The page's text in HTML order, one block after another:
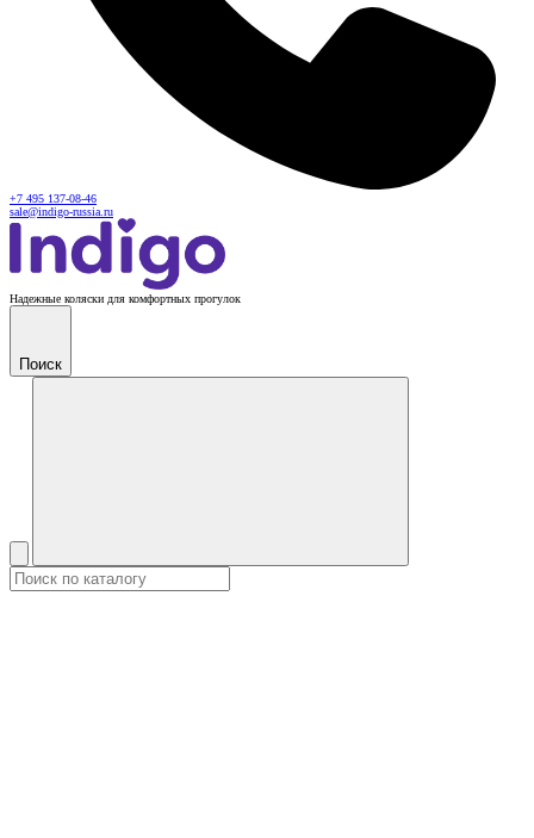
+7 495 137-08-46
sale@indigo-russia.ru
Надежные коляски для комфортных прогулок
Поиск